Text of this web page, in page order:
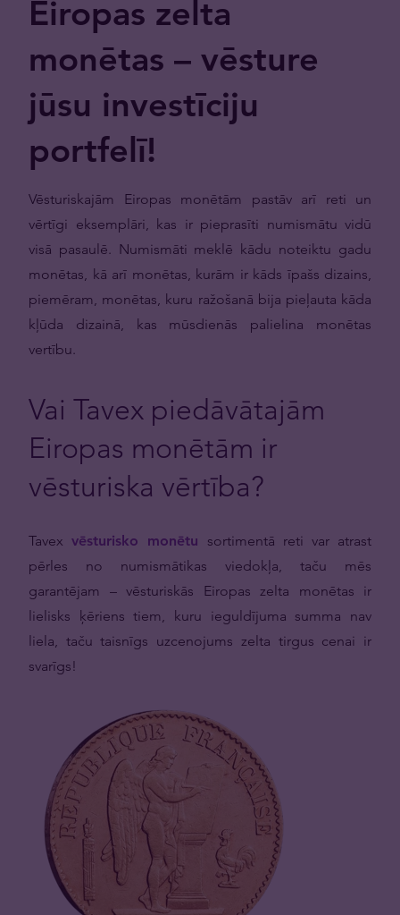
Eiropas zelta
monētas – vēsture
jūsu investīciju
portfelī!
Vēsturiskajām Eiropas monētām pastāv arī reti un
vērtīgi eksemplāri, kas ir pieprasīti numismātu vidū
visā pasaulē. Numismāti meklē kādu noteiktu gadu
monētas, kā arī monētas, kurām ir kāds īpašs dizains,
piemēram, monētas, kuru ražošanā bija pieļauta kāda
kļūda dizainā, kas mūsdienās palielina monētas
vertību.
Vai Tavex piedāvātajām
Eiropas monētām ir
vēsturiska vērtība?
Tavex vēsturisko monētu sortimentā reti var atrast
pērles no numismātikas viedokļa, taču mēs
garantējam – vēsturiskās Eiropas zelta monētas ir
lielisks ķēriens tiem, kuru ieguldījuma summa nav
liela, taču taisnīgs uzcenojums zelta tirgus cenai ir
svarīgs!